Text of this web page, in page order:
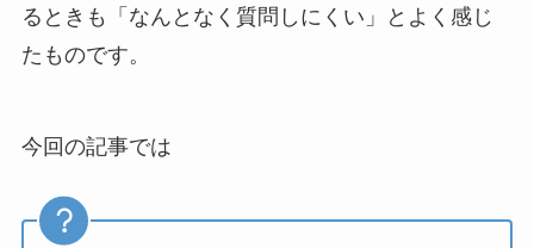
るときも「なんとなく質問しにくい」とよく感じ
たものです。
今回の記事では